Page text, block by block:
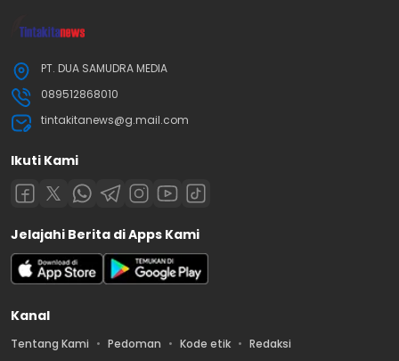
PT. DUA SAMUDRA MEDIA
089512868010
tintakitanews@g.mail.com
Ikuti Kami
Jelajahi Berita di Apps Kami
Kanal
Tentang Kami Pedoman Kode etik Redaksi